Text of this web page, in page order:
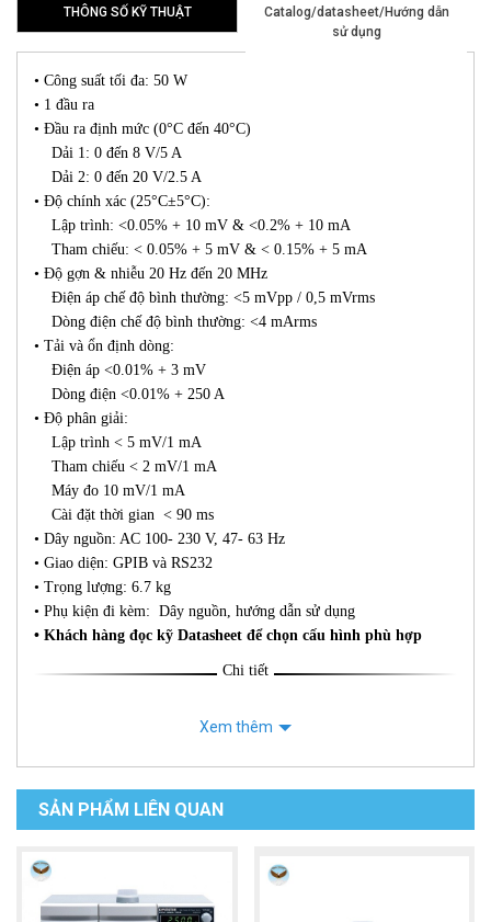
THÔNG SỐ KỸ THUẬT
Catalog/datasheet/Hướng dẫn
sử dụng
• Công suất tối đa: 50 W
• 1 đầu ra
• Đầu ra định mức (0°C đến 40°C)
Dải 1: 0 đến 8 V/5 A
Dải 2: 0 đến 20 V/2.5 A
• Độ chính xác (25°C±5°C):
Lập trình: <0.05% + 10 mV & <0.2% + 10 mA
Tham chiếu: < 0.05% + 5 mV & < 0.15% + 5 mA
• Độ gợn & nhiễu 20 Hz đến 20 MHz
Điện áp chế độ bình thường: <5 mVpp / 0,5 mVrms
Dòng điện chế độ bình thường: <4 mArms
• Tải và ổn định dòng:
Điện áp <0.01% + 3 mV
Dòng điện <0.01% + 250 A
• Độ phân giải:
Lập trình < 5 mV/1 mA
Tham chiếu < 2 mV/1 mA
Máy đo 10 mV/1 mA
Cài đặt thời gian < 90 ms
• Dây nguồn: AC 100- 230 V, 47- 63 Hz
• Giao diện: GPIB và RS232
• Trọng lượng: 6.7 kg
• Phụ kiện đi kèm: Dây nguồn, hướng dẫn sử dụng
• Khách hàng đọc kỹ Datasheet để chọn cấu hình phù hợp
Chi tiết
Xem thêm
SẢN PHẨM LIÊN QUAN